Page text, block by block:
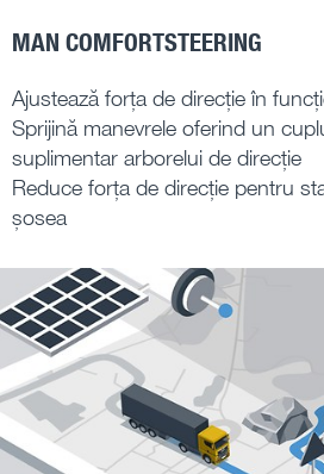
MAN COMFORTSTEERING
Ajustează forța de direcție în
Sprijină manevrele oferind un
suplimentar arborelui de direcție
Reduce forța de direcție pentru
șosea